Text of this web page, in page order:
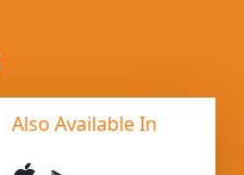
Also Available In